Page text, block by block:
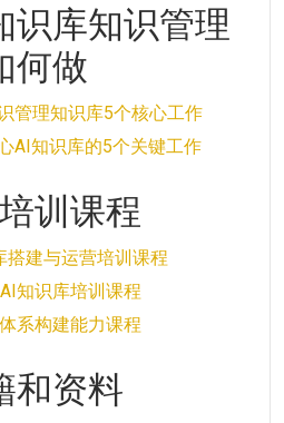
识库知识管理
何做
管理知识库5个核心工作
AI知识库的5个关键工作
训课程
搭建与运营培训课程
知识库培训课程
系构建能力课程
和资料